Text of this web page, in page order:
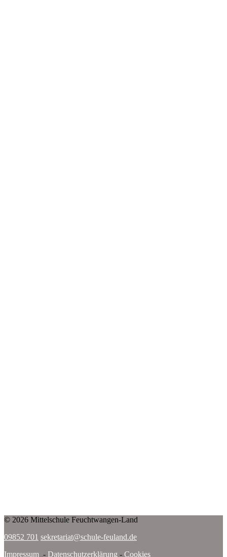
© 2026 Mittelschule Feuchtwangen-Land
09852 701 sekretariat@schule-feuland.de
Impressum - Datenschutzerklärung - Cookies